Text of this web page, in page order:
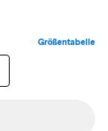
Größentabelle